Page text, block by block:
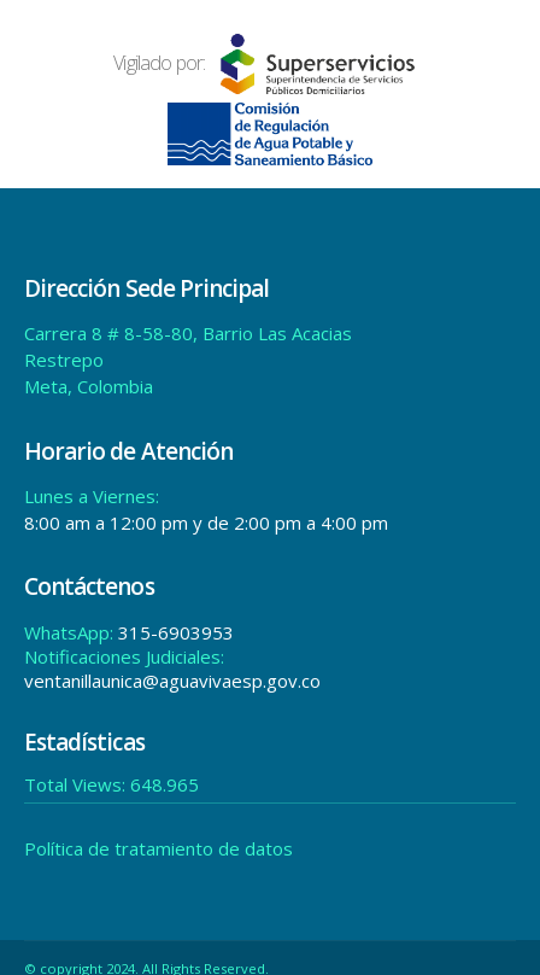
Vigilado por:
Dirección Sede Principal
Carrera 8 # 8-58-80, Barrio Las Acacias
Restrepo
Meta, Colombia
Horario de Atención
Lunes a Viernes:
8:00 am a 12:00 pm y de 2:00 pm a 4:00 pm
Contáctenos
WhatsApp: 315-6903953
Notificaciones Judiciales:
ventanillaunica@aguavivaesp.gov.co
Estadísticas
Total Views: 648.965
Política de tratamiento de datos
© copyright 2024. All Rights Reserved.